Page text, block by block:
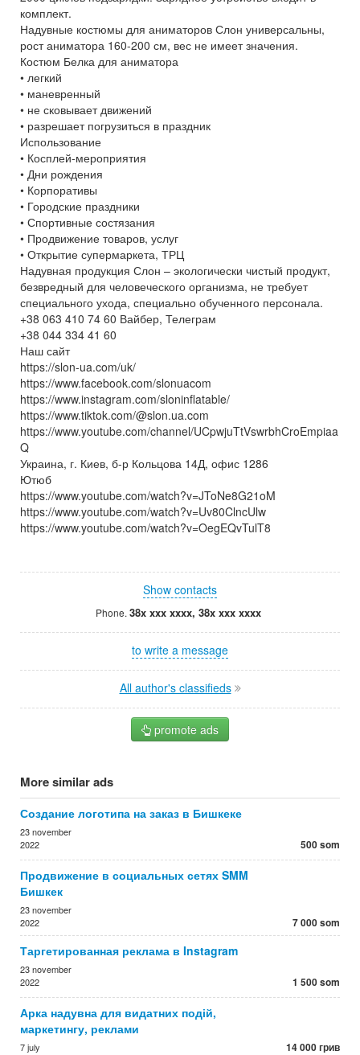
комплект.
Надувные костюмы для аниматоров Слон универсальны,
рост аниматора 160-200 см, вес не имеет значения.
Костюм Белка для аниматора
• легкий
• маневренный
• не сковывает движений
• разрешает погрузиться в праздник
Использование
• Косплей-мероприятия
• Дни рождения
• Корпоративы
• Городские праздники
• Спортивные состязания
• Продвижение товаров, услуг
• Открытие супермаркета, ТРЦ
Надувная продукция Слон – экологически чистый продукт,
безвредный для человеческого организма, не требует
специального ухода, специально обученного персонала.
+38 063 410 74 60 Вайбер, Телеграм
+38 044 334 41 60
Наш сайт
https://slon-ua.com/uk/
https://www.facebook.com/slonuacom
https://www.instagram.com/sloninflatable/
https://www.tiktok.com/@slon.ua.com
https://www.youtube.com/channel/UCpwjuTtVswrbhCroEmpiaa
Q
Украина, г. Киев, б-р Кольцова 14Д, офис 1286
Ютюб
https://www.youtube.com/watch?v=JToNe8G21oM
https://www.youtube.com/watch?v=Uv80ClncUlw
https://www.youtube.com/watch?v=OegEQvTulT8
Show contacts
Phone. 38x xxx xxxx, 38x xxx xxxx
to write a message
All author's classifieds
promote ads
More similar ads
Создание логотипа на заказ в Бишкеке
23 november
2022
500 som
Продвижение в социальных сетях SMM
Бишкек
23 november
2022
7 000 som
Таргетированная реклама в Instagram
23 november
2022
1 500 som
Арка надувна для видатних подій,
маркетингу, реклами
7 july 14 000 грив